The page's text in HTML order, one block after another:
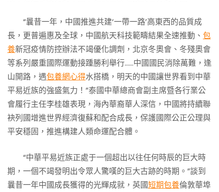
“曩昔一年，中國推進共建‘一帶一路’高東西的品質成
長，更普遍惠及全球，中國航天科技範疇結果全速推動、 包
養新冠疫情防控辦法不竭優化調劑，北京冬奧會、冬殘奧會
等系列嚴重國際運動接踵勝利舉行……中國國民消除萬難，逢
山開路，遇包養網心得水搭橋，明天的中國讓世界看到中華
平易近族的強盛氣力！”泰國中華總商會副主席暨各行業公
會履行主任李桂雄表現，海內華裔華人深信，中國將持續聯
袂列國增進世界經濟復蘇和配合成長，保護國際公正公理與
平安穩固，推進構建人類命運配合體。
“中華平易近族正處于一個超出以往任何時辰的巨大時
期，一個不竭發明出令眾人驚嘆的巨大古跡的時期。”談到
曩昔一年中國成長獲得的光輝成就，英國短期包養倫敦華埠